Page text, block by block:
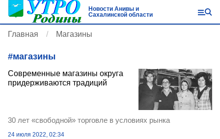
Новости Анивы и
Сахалинской области
Главная Магазины
#магазины
Современные магазины округа
придерживаются традиций
30 лет «свободной» торговле в условиях рынка
24 июля 2022, 02:34